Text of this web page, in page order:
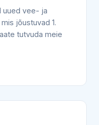
uued vee- ja
jõustuvad 1.
tutvuda meie